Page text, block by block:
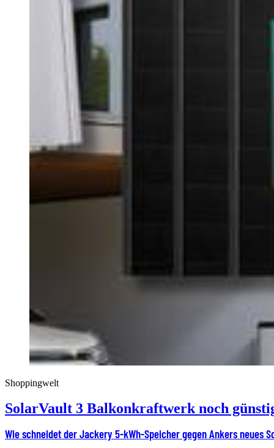
Shoppingwelt
SolarVault 3 Balkonkraftwerk noch
Wie schneidet der Jackery 5-kWh-Speicher gegen Ankers neues